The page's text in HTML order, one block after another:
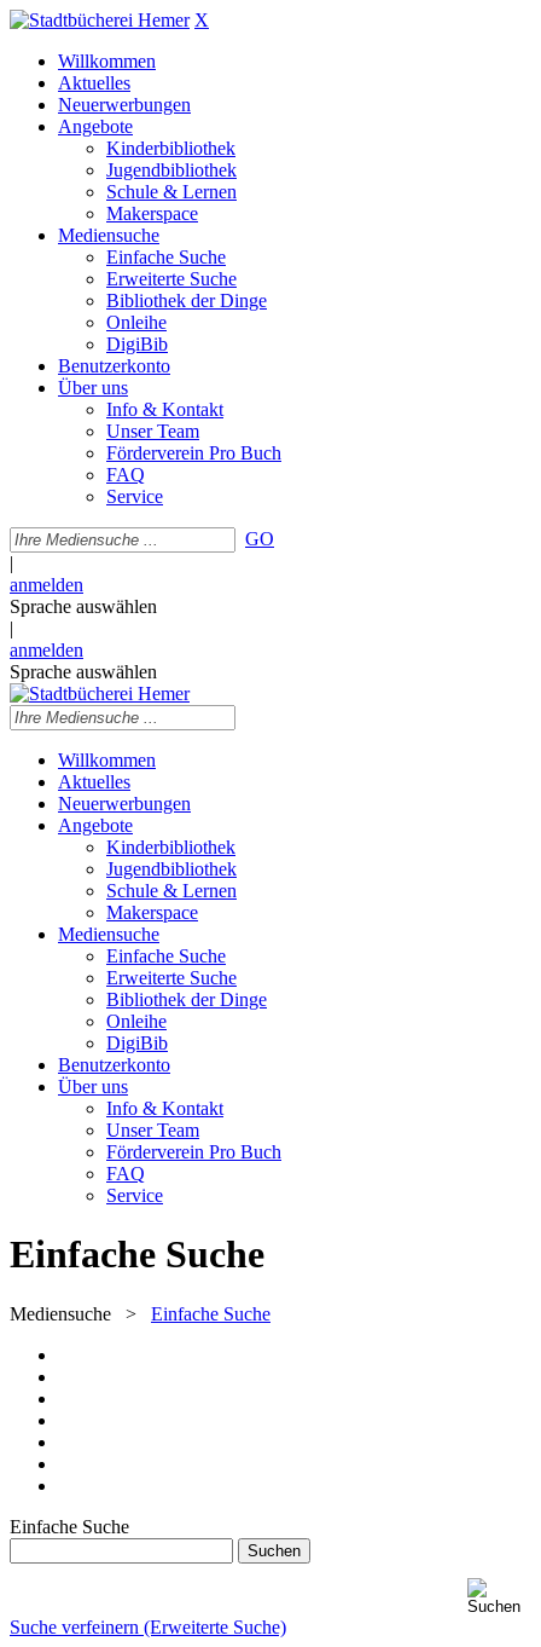
X
Willkommen
Aktuelles
Neuerwerbungen
Angebote
Kinderbibliothek
Jugendbibliothek
Schule & Lernen
Makerspace
Mediensuche
Einfache Suche
Erweiterte Suche
Bibliothek der Dinge
Onleihe
DigiBib
Benutzerkonto
Über uns
Info & Kontakt
Unser Team
Förderverein Pro Buch
FAQ
Service
GO
|
anmelden
Sprache auswählen
|
anmelden
Sprache auswählen
Willkommen
Aktuelles
Neuerwerbungen
Angebote
Kinderbibliothek
Jugendbibliothek
Schule & Lernen
Makerspace
Mediensuche
Einfache Suche
Erweiterte Suche
Bibliothek der Dinge
Onleihe
DigiBib
Benutzerkonto
Über uns
Info & Kontakt
Unser Team
Förderverein Pro Buch
FAQ
Service
Einfache Suche
Mediensuche > Einfache Suche
Einfache Suche
Suche verfeinern (Erweiterte Suche)